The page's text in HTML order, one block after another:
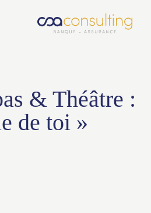
& Théâtre :
de toi »